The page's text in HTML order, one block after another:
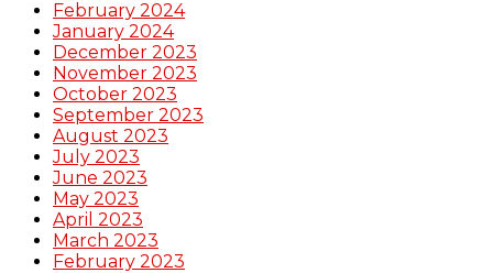
February 2024
January 2024
December 2023
November 2023
October 2023
September 2023
August 2023
July 2023
June 2023
May 2023
April 2023
March 2023
February 2023